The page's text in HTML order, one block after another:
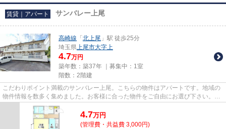
賃貸｜アパート サンバレー上尾
高崎線 「 北上尾 」駅 徒歩25分
埼玉県上尾市大字上
4.7万円
築年数：築37年 ｜募集中： 1室
階数：2階建
こだわりポイント満載のサンバレー上尾。こちらの物件はアパートです。地域の
物件情報を数多く集めました。お客様に合った物件をご自由にお選び下さい。お
問い合わせもお気軽にご連絡...
4.7万円
(管理費・共益費 3,000円)